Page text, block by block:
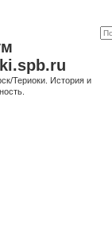
Териоки. История и